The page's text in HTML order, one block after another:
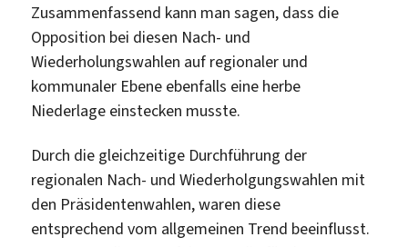
Zusammenfassend kann man sagen, dass die
Opposition bei diesen Nach- und
Wiederholungswahlen auf regionaler und
kommunaler Ebene ebenfalls eine herbe
Niederlage einstecken musste.
Durch die gleichzeitige Durchführung der
regionalen Nach- und Wiederholgungswahlen mit
den Präsidentenwahlen, waren diese
entsprechend vom allgemeinen Trend beeinflusst.